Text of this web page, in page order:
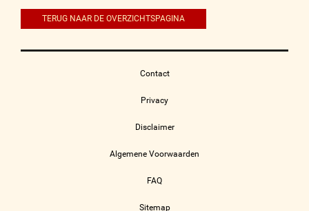
TERUG NAAR DE OVERZICHTSPAGINA
Contact
Privacy
Disclaimer
Algemene Voorwaarden
FAQ
Sitemap